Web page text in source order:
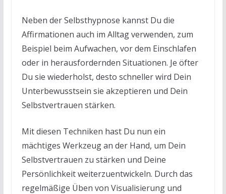
Neben der Selbsthypnose kannst Du die
Affirmationen auch im Alltag verwenden, zum
Beispiel beim Aufwachen, vor dem Einschlafen
oder in herausfordernden Situationen. Je öfter
Du sie wiederholst, desto schneller wird Dein
Unterbewusstsein sie akzeptieren und Dein
Selbstvertrauen stärken.
Mit diesen Techniken hast Du nun ein
mächtiges Werkzeug an der Hand, um Dein
Selbstvertrauen zu stärken und Deine
Persönlichkeit weiterzuentwickeln. Durch das
regelmäßige Üben von Visualisierung und